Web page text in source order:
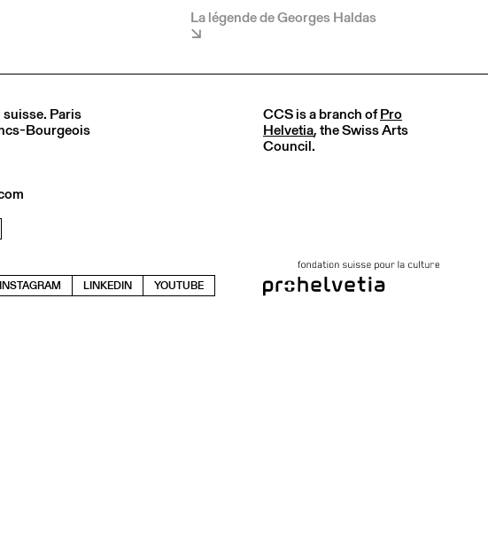
La légende de Georges Haldas
Paris
Bourgeois
INSTAGRAM LINKEDIN YOUTUBE
CCS is a branch ofPro
Helvetia, the Swiss Arts
Council.